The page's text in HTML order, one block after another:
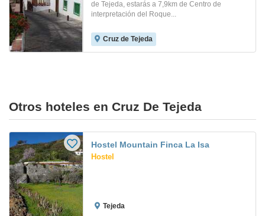
de Tejeda, estarás a 7,9km de Centro de
interpretación del Roque...
Cruz de Tejeda
Otros hoteles en Cruz De Tejeda
Hostel Mountain Finca La Isa
Hostel
Tejeda